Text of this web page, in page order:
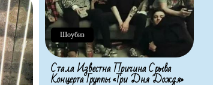
Шоубиз
Стала Известна Причина Срыва
Концерта Группы «Три Дня Дождя»